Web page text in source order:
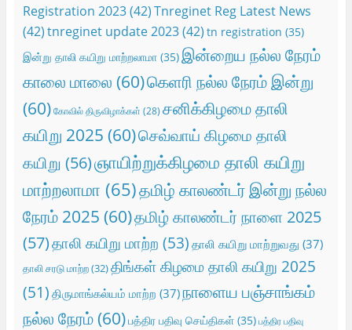
Registration 2023(42)Tnreginet Reg Latest News
(42)tnreginet update 2023(42) tn registration (35)
இன்று தாலி கயிறு மாற்றலாமா(35)இன்றைய நல்ல நேரம்
காலை மாலை (60)கெளரி நல்ல நேரம் இன்று
(60) கோவில் திருவிழாக்கள் (28) சனிக்கிழமை தாலி
கயிறு 2025 (60)செவ்வாய் கிழமை தாலி
கயிறு (56)ஞாயிற்றுக்கிழமை தாலி கயிறு
மாற்றலாமா (65)தமிழ் காலண்டர் இன்று நல்ல
நேரம் 2025 (60)தமிழ் காலண்டர் நாளை 2025
(57)தாலி கயிறு மாற்ற (53) தாலி கயிறு மாற்றுவது (37)
தாலி சரடு மாற்ற(32)திங்கள் கிழமை தாலி கயிறு 2025
(51) திருமாங்கல்யம் மாற்ற (37)நாளைய பஞ்சாங்கம்
நல்ல நேரம்(60)பத்திர பதிவு செய்திகள்(35) பத்திர பதிவு